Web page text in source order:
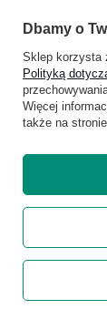
National
Dbamy o
Sklep korzysta
Polityką
Więcej
także na stronie